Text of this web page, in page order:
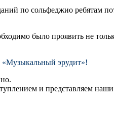
по сольфеджио ребятам
было проявить не
«Музыкальный эрудит»!
и представляем наши